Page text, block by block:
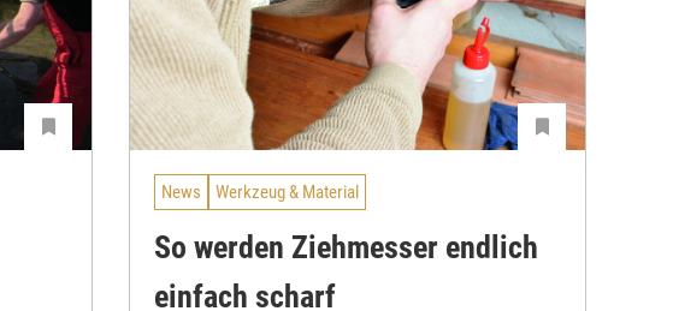
News Werkzeug & Material
So werden Ziehmesser endlich
einfach scharf